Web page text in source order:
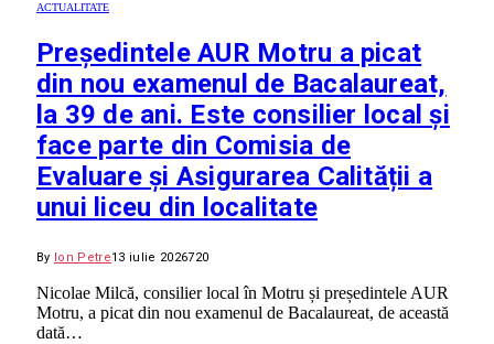
ACTUALITATE
Președintele AUR Motru a picat
din nou examenul de Bacalaureat,
la 39 de ani. Este consilier local și
face parte din Comisia de
Evaluare și Asigurarea Calității a
unui liceu din localitate
By Ion Petre13 iulie 2026720
Nicolae Milcă, consilier local în Motru și președintele AUR
Motru, a picat din nou examenul de Bacalaureat, de această
dată…